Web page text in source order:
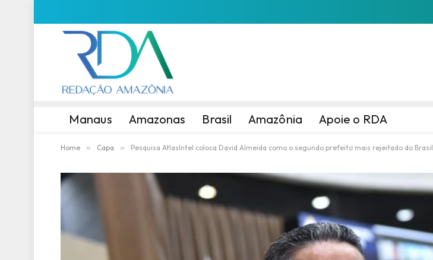
Manaus Amazonas Brasil Amazônia Apoie o RDA
Home » Capa » Pesquisa AtlasIntel coloca David Almeida como o segundo prefeito mais rejeitado do Brasil